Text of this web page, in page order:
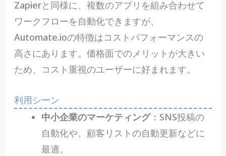
Zapierと同様に、複数のアプリを組み合わせて
ワークフローを自動化できますが、
Automate.ioの特徴はコストパフォーマンスの
高さにあります。価格面でのメリットが大きい
ため、コスト重視のユーザーに好まれます。
利用シーン
中小企業のマーケティング：SNS投稿の
自動化や、顧客リストの自動更新などに
最適。